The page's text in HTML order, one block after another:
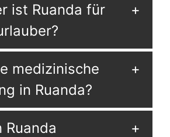
ist Ruanda für
medizinische
in Ruanda?
Ruanda